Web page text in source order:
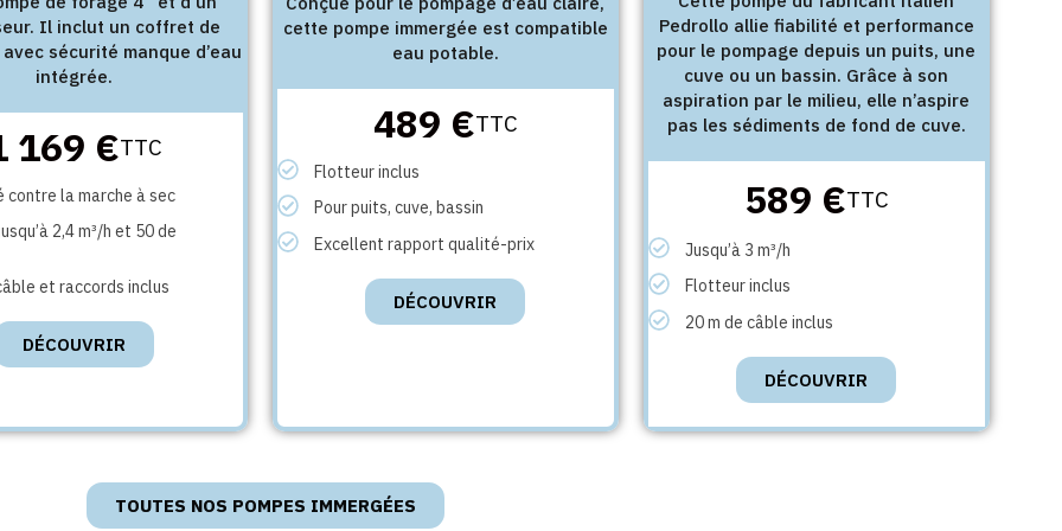
Il inclut un coffret de
sécurité manque d’eau
intégrée.
169 €TTC
contre la marche à sec
2,4 m³/h et 50 de
et raccords inclus
DÉCOUVRIR
cette pompe immergée est compatible
eau potable.
489 €TTC
Flotteur inclus
Pour puits, cuve, bassin
Excellent rapport qualité-prix
DÉCOUVRIR
Pedrollo allie fiabilité et performance
pour le pompage depuis un puits, une
cuve ou un bassin. Grâce à son
aspiration par le milieu, elle n’aspire
pas les sédiments de fond de cuve.
589 €TTC
Jusqu’à 3 m³/h
Flotteur inclus
20 m de câble inclus
DÉCOUVRIR
TOUTES NOS POMPES IMMERGÉES